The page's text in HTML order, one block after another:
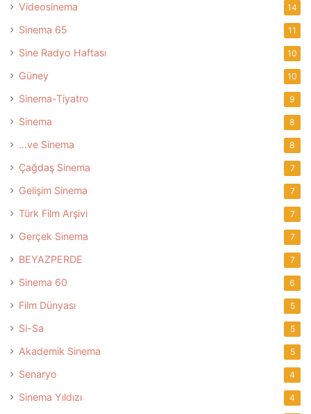
Videosinema 14
Sinema 65 11
Sine Radyo Haftası 10
Güney 10
Sinema-Tiyatro 9
Sinema 8
…ve Sinema 8
Çağdaş Sinema 7
Gelişim Sinema 7
Türk Film Arşivi 7
Gerçek Sinema 7
BEYAZPERDE 7
Sinema 60 6
Film Dünyası 5
Si-Sa 5
Akademik Sinema 5
Senaryo 4
Sinema Yıldızı 4